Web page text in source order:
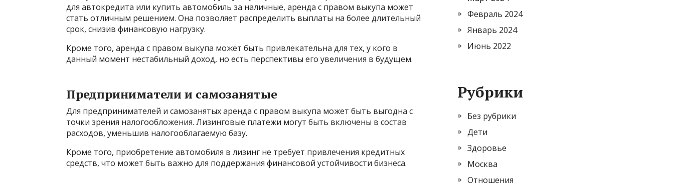
для автокредита или купить автомобиль за наличные, аренда с правом выкупа может
стать отличным решением. Она позволяет распределить выплаты на более длительный
срок, снизив финансовую нагрузку.
Кроме того, аренда с правом выкупа может быть привлекательна для тех, у кого в
данный момент нестабильный доход, но есть перспективы его увеличения в будущем.
Предприниматели и самозанятые
Для предпринимателей и самозанятых аренда с правом выкупа может быть выгодна с
точки зрения налогообложения. Лизинговые платежи могут быть включены в состав
расходов, уменьшив налогооблагаемую базу.
Кроме того, приобретение автомобиля в лизинг не требует привлечения кредитных
средств, что может быть важно для поддержания финансовой устойчивости бизнеса.
Февраль 2024
Январь 2024
Июнь 2022
Рубрики
Без рубрики
Дети
Здоровье
Москва
Отношения